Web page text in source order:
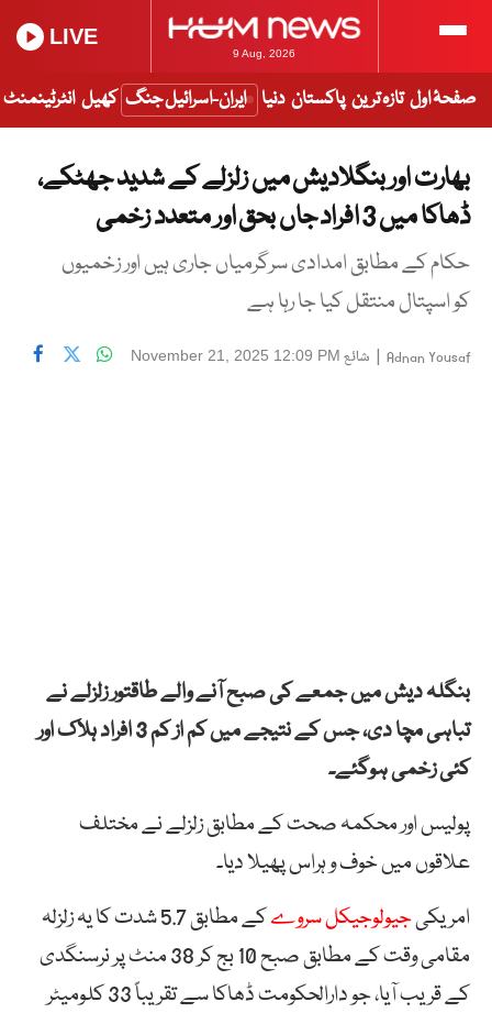
9 Aug, 2026
LIVE
صفحۂ اول تازہ ترین پاکستان دنیا ایران-اسرائیل جنگ کھیل انٹرٹینمنٹ
بھارت اور بنگلادیش میں زلزلے کے شدید جھٹکے،
ڈھاکا میں 3 افراد جاں بحق اور متعدد زخمی
حکام کے مطابق امدادی سرگرمیاں جاری ہیں اور زخمیوں
کو اسپتال منتقل کیا جا رہا ہے
Adnan Yousaf
| شائع November 21, 2025 12:09 PM
بنگلہ دیش میں جمعے کی صبح آنے والے طاقتور زلزلے نے
تباہی مچا دی، جس کے نتیجے میں کم از کم 3 افراد ہلاک اور
کئی زخمی ہوگئے۔
پولیس اور محکمہ صحت کے مطابق زلزلے نے مختلف
علاقوں میں خوف و ہراس پھیلا دیا۔
امریکیجیولوجیکل سروے
کے مطابق 5.7 شدت کا یہ زلزلہ
مقامی وقت کے مطابق صبح 10 بج کر 38 منٹ پر نرسنگدی
کے قریب آیا، جو دارالحکومت ڈھاکا سے تقریباً 33 کلومیٹر